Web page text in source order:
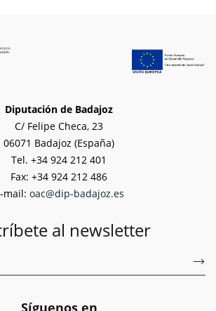
Diputación de Badajoz
C/ Felipe Checa, 23
06071 Badajoz (España)
Tel. +34 924 212 401
Fax: +34 924 212 486
mail: oac@dip-badajoz.es
al newsletter
Síguenos en